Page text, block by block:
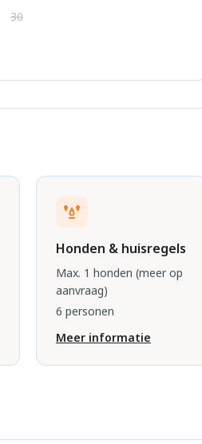
30
Honden & huisregels
Max. 1 honden (meer op
aanvraag)
6 personen
Meer informatie